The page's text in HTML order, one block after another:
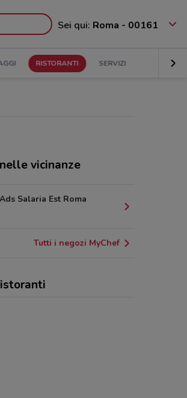
Sei qui: Roma - 00161
RISTORANTI SERVIZI
vicinanze
Ads Salaria Est Roma
Tutti i negozi MyChef